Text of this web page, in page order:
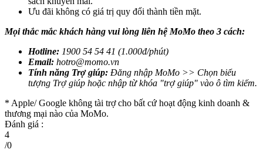
Ưu đãi không có giá trị quy đổi thành tiền mặt.
Mọi thắc mắc khách hàng vui lòng liên hệ MoMo theo 3 cách:
Hotline: 1900 54 54 41 (1.000đ/phút)
Email: hotro@momo.vn
Tính năng Trợ giúp: Đăng nhập MoMo >> Chọn biểu
tượng Trợ giúp hoặc nhập từ khóa "trợ giúp" vào ô tìm kiếm.
* Apple/ Google không tài trợ cho bất cứ hoạt động kinh doanh &
thương mại nào của MoMo.
Đánh giá :
4
/0